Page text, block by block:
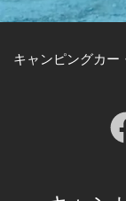
キャンピングカー